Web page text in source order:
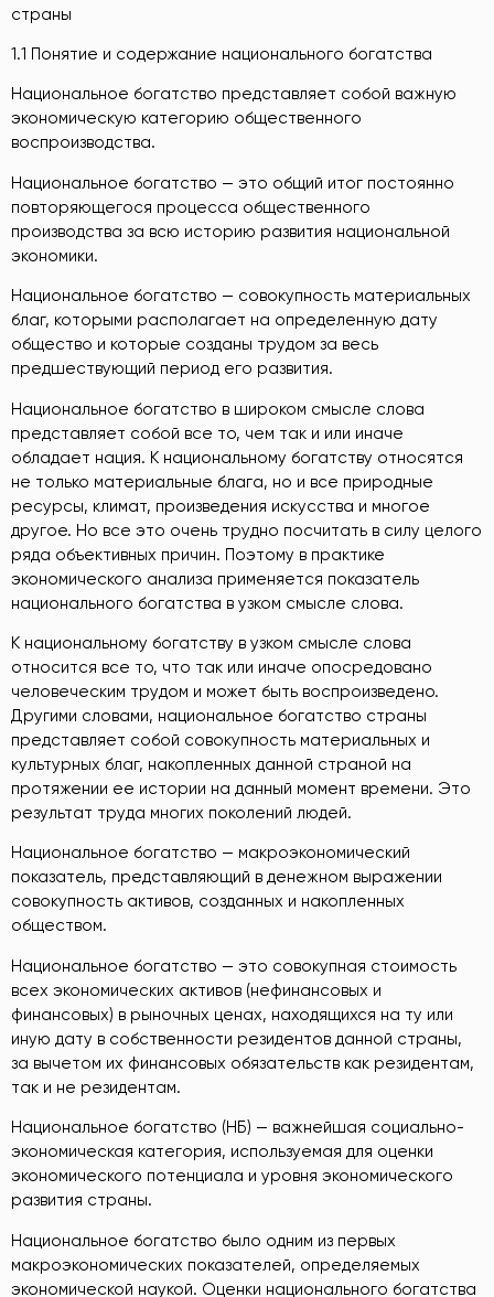
страны
1.1 Понятие и содержание национального богатства
Национальное богатство представляет собой важную
экономическую категорию общественного
воспроизводства.
Национальное богатство — это общий итог постоянно
повторяющегося процесса общественного
производства за всю историю развития национальной
экономики.
Национальное богатство — совокупность материальных
благ, которыми располагает на определенную дату
общество и которые созданы трудом за весь
предшествующий период его развития.
Национальное богатство в широком смысле слова
представляет собой все то, чем так и или иначе
обладает нация. К национальному богатству относятся
не только материальные блага, но и все природные
ресурсы, климат, произведения искусства и многое
другое. Но все это очень трудно посчитать в силу целого
ряда объективных причин. Поэтому в практике
экономического анализа применяется показатель
национального богатства в узком смысле слова.
К национальному богатству в узком смысле слова
относится все то, что так или иначе опосредовано
человеческим трудом и может быть воспроизведено.
Другими словами, национальное богатство страны
представляет собой совокупность материальных и
культурных благ, накопленных данной страной на
протяжении ее истории на данный момент времени. Это
результат труда многих поколений людей.
Национальное богатство — макроэкономический
показатель, представляющий в денежном выражении
совокупность активов, созданных и накопленных
обществом.
Национальное богатство — это совокупная стоимость
всех экономических активов (нефинансовых и
финансовых) в рыночных ценах, находящихся на ту или
иную дату в собственности резидентов данной страны,
за вычетом их финансовых обязательств как резидентам,
так и не резидентам.
Национальное богатство (НБ) — важнейшая социально-
экономическая категория, используемая для оценки
экономического потенциала и уровня экономического
развития страны.
Национальное богатство было одним из первых
макроэкономических показателей, определяемых
экономической наукой. Оценки национального богатства